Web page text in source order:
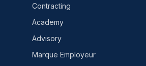
Contracting
Academy
Advisory
Marque Employeur